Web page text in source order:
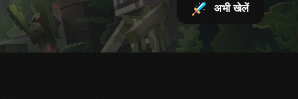
अभी खेलें